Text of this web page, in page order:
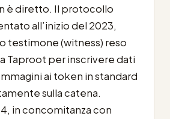
è diretto. Il protocollo
all’inizio del 2023,
testimone (witness) reso
Taproot per inscrivere dati
ai token in standard
sulla catena.
in concomitanza con